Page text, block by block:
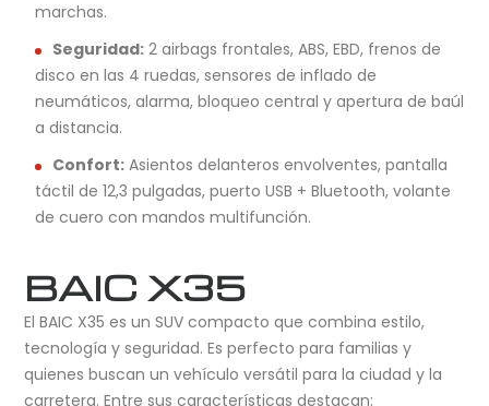
marchas.
Seguridad: 2 airbags frontales, ABS, EBD, frenos de
disco en las 4 ruedas, sensores de inflado de
neumáticos, alarma, bloqueo central y apertura de baúl
a distancia.
Confort: Asientos delanteros envolventes, pantalla
táctil de 12,3 pulgadas, puerto USB + Bluetooth, volante
de cuero con mandos multifunción.
BAIC X35
El BAIC X35 es un SUV compacto que combina estilo,
tecnología y seguridad. Es perfecto para familias y
quienes buscan un vehículo versátil para la ciudad y la
carretera. Entre sus características destacan: